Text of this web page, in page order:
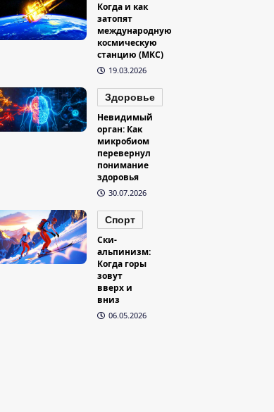
Когда и как
затопят
международную
космическую
станцию (МКС)
19.03.2026
Здоровье
Невидимый
орган: Как
микробиом
перевернул
понимание
здоровья
30.07.2026
Спорт
Ски-
альпинизм:
Когда горы
зовут
вверх и
вниз
06.05.2026